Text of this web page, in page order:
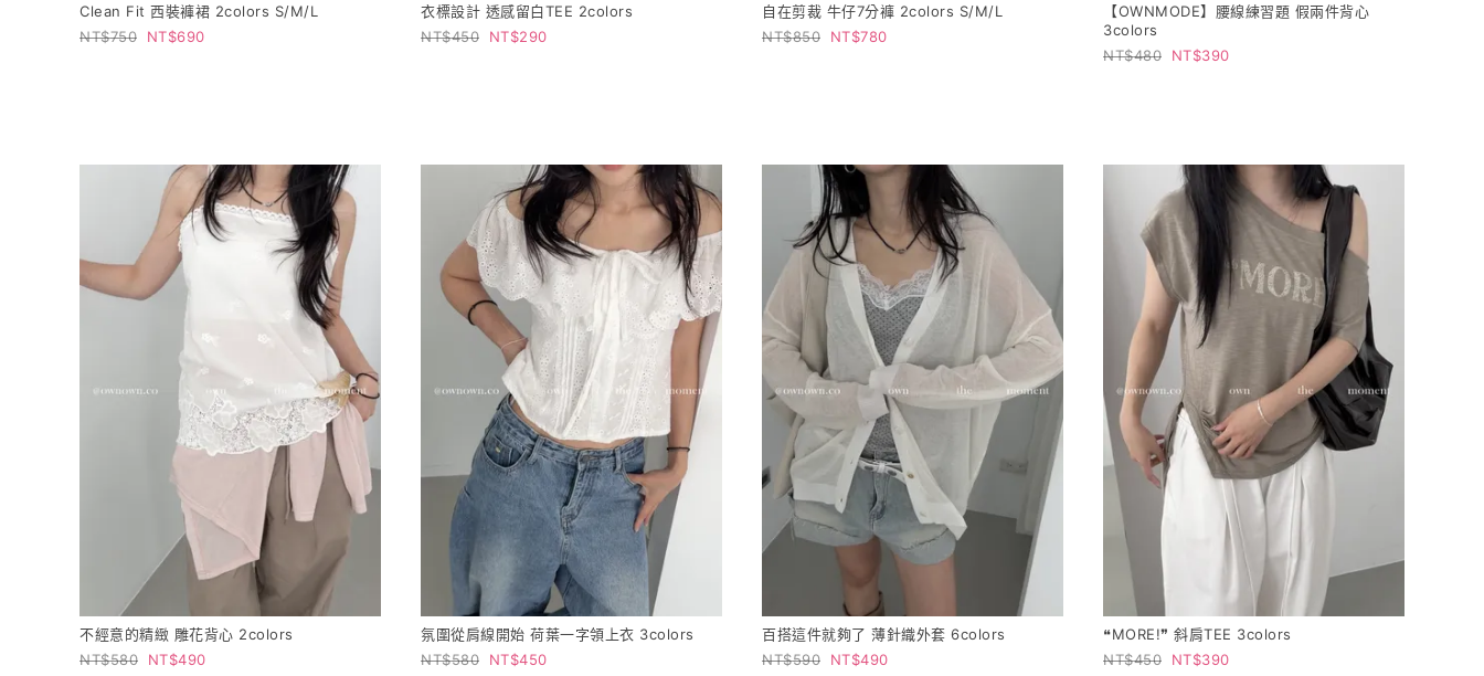
Clean Fit 西裝褲裙 2colors S/M/L
750
690
衣標設計 透感留白TEE 2colors
450
290
自在剪裁 牛仔7分褲 2colors S/M/L
850
780
【OWNMODE】腰線練習題 假兩件背心
3colors
480
390
不經意的精緻 雕花背心 2colors
580
490
氛圍從肩線開始 荷葉一字領上衣 3colors
580
450
百搭這件就夠了 薄針織外套 6colors
590
490
❝MORE!❞ 斜肩TEE 3colors
450
390